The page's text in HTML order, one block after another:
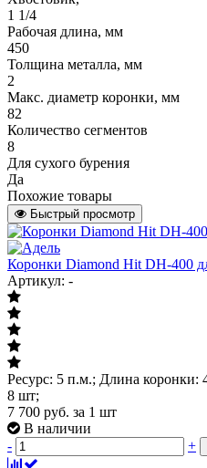
1 1/4
Рабочая длина, мм
450
Толщина металла, мм
2
Макс. диаметр коронки, мм
82
Количество сегментов
8
Для сухого бурения
Да
Похожие товары
Быстрый просмотр
Коронки Diamond Hit DH-400
Артикул: -
Ресурс: 5 п.м.; Длина коронки:
8 шт;
7 700 руб. за 1 шт
В наличии
-
+